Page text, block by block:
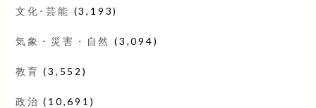
文化･芸能 (3,193)
気象・災害・自然 (3,094)
教育 (3,552)
政治 (10,691)